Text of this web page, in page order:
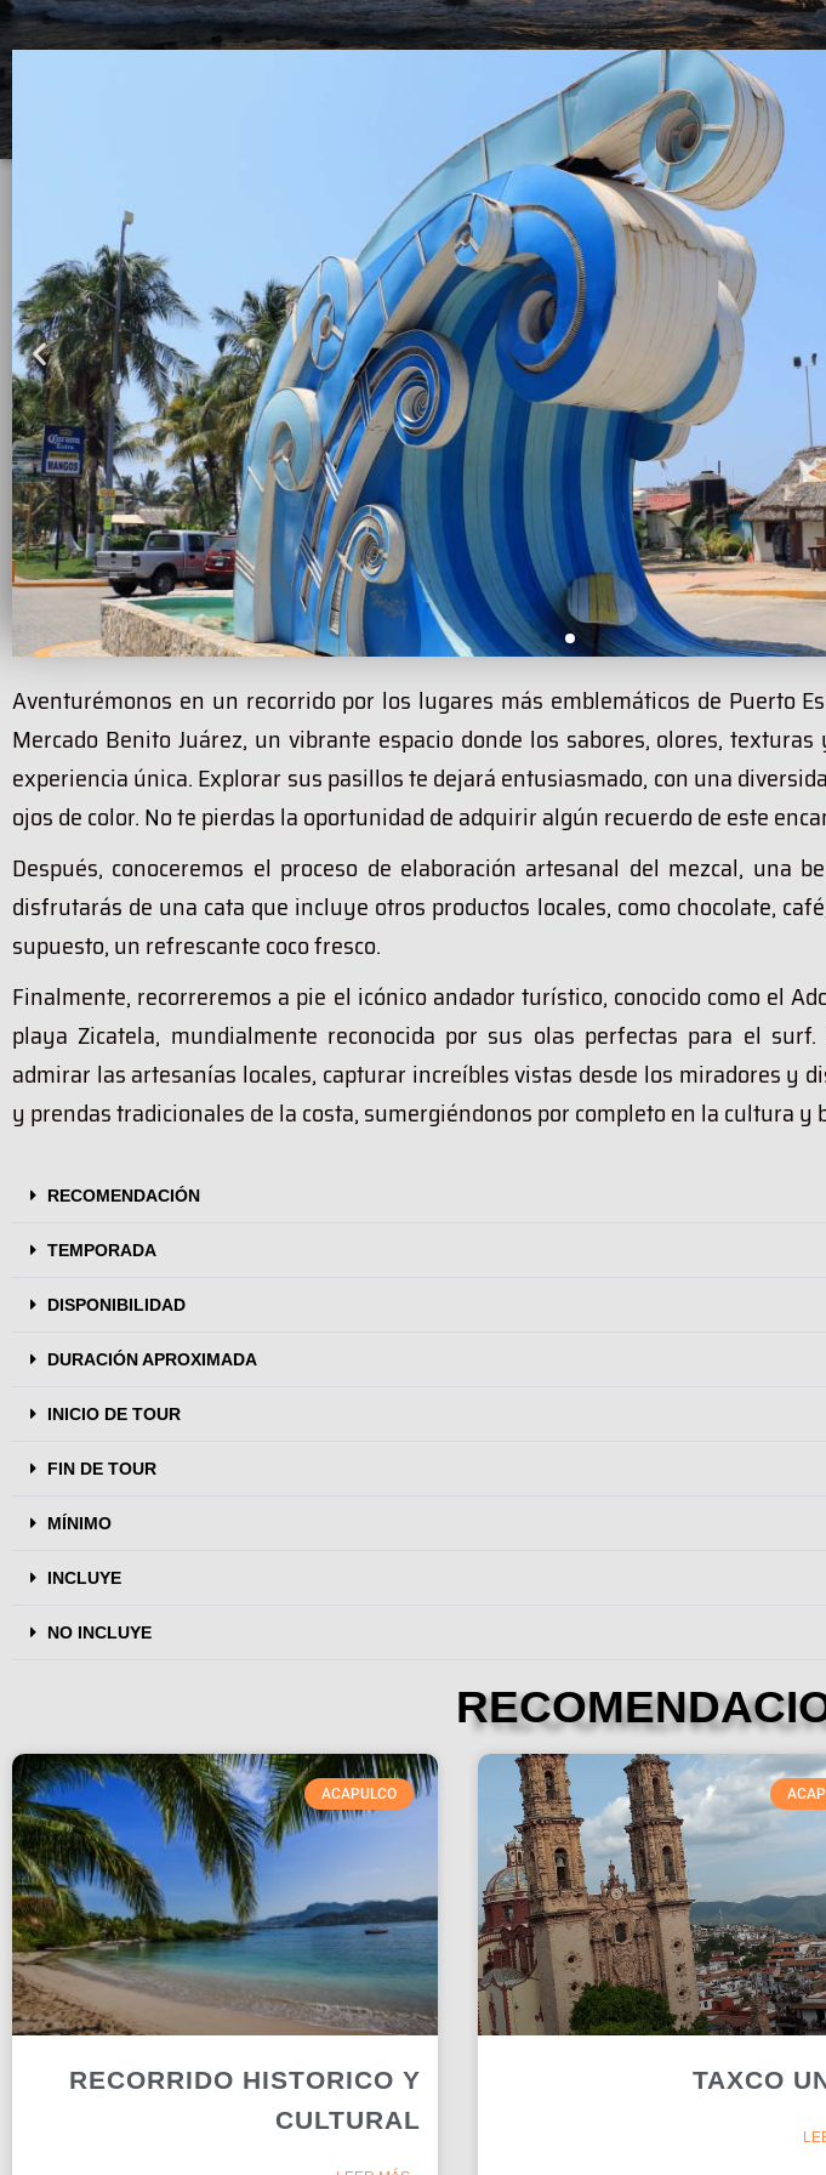
Aventurémonos en un recorrido por los lugares más emblemáticos de Puerto
Mercado Benito Juárez, un vibrante espacio donde los sabores, olores,
experiencia única. Explorar sus pasillos te dejará entusiasmado, con una
ojos de color. No te pierdas la oportunidad de adquirir algún recuerdo de este
Después, conoceremos el proceso de elaboración artesanal del mezcal, una
disfrutarás de una cata que incluye otros productos locales, como chocolate,
supuesto, un refrescante coco fresco.
Finalmente, recorreremos a pie el icónico andador turístico, conocido como el
playa Zicatela, mundialmente reconocida por sus olas perfectas para el
admirar las artesanías locales, capturar increíbles vistas desde los miradores y
y prendas tradicionales de la costa, sumergiéndonos por completo en la cultura y
RECOMENDACIÓN
TEMPORADA
DISPONIBILIDAD
DURACIÓN APROXIMADA
INICIO DE TOUR
FIN DE TOUR
MÍNIMO
INCLUYE
NO INCLUYE
ACAPULCO
RECORRIDO HISTORICO Y
CULTURAL
TAXCO